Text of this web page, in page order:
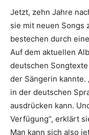
Jetzt, zehn Jahre
sie mit neuen Songs
bestechen durch
Auf dem aktuellen
deutschen
der Sängerin kannte.
in der deutschen
ausdrücken kann.
Verfügung“, erklärt
Man kann sich also